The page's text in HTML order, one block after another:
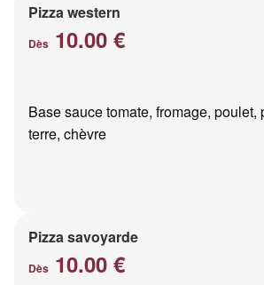
Pizza western
Dès 10.00 €
Base sauce tomate, fromage, poulet,
terre, chèvre
Pizza savoyarde
Dès 10.00 €